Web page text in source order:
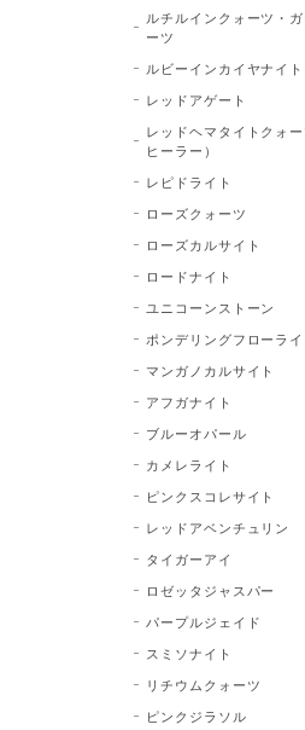
ルチルインクォーツ・
ーツ
ルビーインカイヤナイト
レッドアゲート
レッドヘマタイトクォ
ヒーラー）
レピドライト
ローズクォーツ
ローズカルサイト
ロードナイト
ユニコーンストーン
ポンデリングフローライ
マンガノカルサイト
アフガナイト
ブルーオパール
カメレライト
ピンクスコレサイト
レッドアベンチュリン
タイガーアイ
ロゼッタジャスパー
パープルジェイド
スミソナイト
リチウムクォーツ
ピンクジラソル